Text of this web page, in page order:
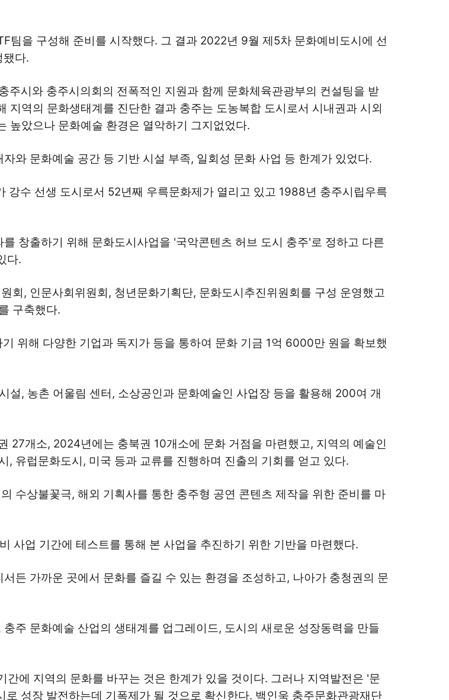
팀을 구성해 준비를 시작했다. 그 결과 2022년 9월 제5차 문화예비도시에 선
됐다.
주시와 충주시의회의 전폭적인 지원과 함께 문화체육관광부의 컨설팅을 받
지역의 문화생태계를 진단한 결과 충주는 도농복합 도시로서 시내권과 시외
높았으나 문화예술 환경은 열악하기 그지없었다.
와 문화예술 공간 등 기반 시설 부족, 일회성 문화 사업 등 한계가 있었다.
강수 선생 도시로서 52년째 우륵문화제가 열리고 있고 1988년 충주시립우륵
창출하기 위해 문화도시사업을 '국악콘텐츠 허브 도시 충주'로 정하고 다른
다.
회, 인문사회위원회, 청년문화기획단, 문화도시추진위원회를 구성 운영했고
구축했다.
위해 다양한 기업과 독지가 등을 통하여 문화 기금 1억 6000만 원을 확보했
설, 농촌 어울림 센터, 소상공인과 문화예술인 사업장 등을 활용해 200여 개
27개소, 2024년에는 충북권 10개소에 문화 거점을 마련했고, 지역의 예술인
유럽문화도시, 미국 등과 교류를 진행하며 진출의 기회를 얻고 있다.
수상불꽃극, 해외 기획사를 통한 충주형 공연 콘텐츠 제작을 위한 준비를 마
사업 기간에 테스트를 통해 본 사업을 추진하기 위한 기반을 마련했다.
든 가까운 곳에서 문화를 즐길 수 있는 환경을 조성하고, 나아가 충청권의 문
주 문화예술 산업의 생태계를 업그레이드, 도시의 새로운 성장동력을 만들
에 지역의 문화를 바꾸는 것은 한계가 있을 것이다. 그러나 지역발전은 '문
성장 발전하는데 기폭제가 될 것으로 확신한다. 백인욱 충주문화관광재단